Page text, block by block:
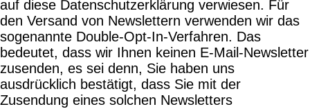
auf diese Datenschutzerklärung verwiesen. Für
den Versand von Newslettern verwenden wir das
sogenannte Double-Opt-In-Verfahren. Das
bedeutet, dass wir Ihnen keinen E-Mail-Newsletter
zusenden, es sei denn, Sie haben uns
ausdrücklich bestätigt, dass Sie mit der
Zusendung eines solchen Newsletters